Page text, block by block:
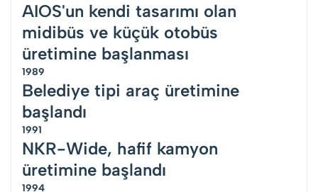
AIOS'un kendi tasarımı olan
midibüs ve küçük otobüs
üretimine başlanması
1989
Belediye tipi araç üretimine
başlandı
1991
NKR-Wide, hafif kamyon
üretimine başlandı
1994